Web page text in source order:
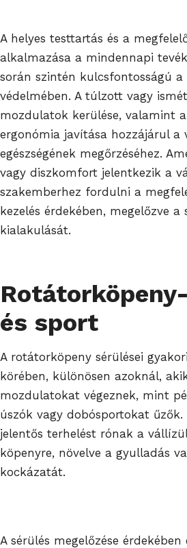
A helyes testtartás és a
alkalmazása a mindennapi
során szintén kulcsfontosságú
védelmében. A túlzott vagy
mozdulatok kerülése, valamint
ergonómia javítása hozzájárul a
egészségének megőrzéséhez.
vagy diszkomfort jelentkezik a
szakemberhez fordulni a
kezelés érdekében, megelőzve a
kialakulását.
és sport
A rotátorköpeny sérülései
körében, különösen azoknál,
mozdulatokat végeznek, mint
úszók vagy dobósportokat
jelentős terhelést rónak a
köpenyre, növelve a gyulladás
kockázatát.
A sérülés megelőzése